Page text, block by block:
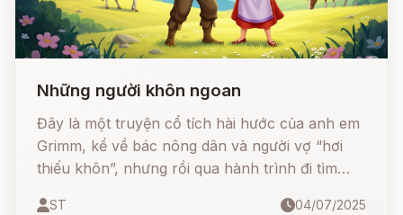
Những người khôn ngoan
Đây là một truyện cổ tích hài hước của anh em
Grimm, kể về bác nông dân và người vợ “hơi
thiếu khôn”, nhưng rồi qua hành trình đi tìm
ST 04/07/2025